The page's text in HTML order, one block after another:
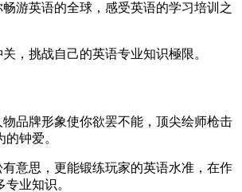
游英语的全球，感受英语的学习培训之
，挑战自己的英语专业知识極限。
品牌形象使你欲罢不能，顶尖绘师枪击
钟爱。
意思，更能锻练玩家的英语水准，在作
业知识。